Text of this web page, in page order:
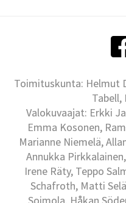
Toimituskunta: Helmut
Tabell,
Valokuvaajat: Erkki
Emma Kosonen,
Marianne Niemelä,
Annukka
Irene Räty, Teppo
Schafroth, Matti